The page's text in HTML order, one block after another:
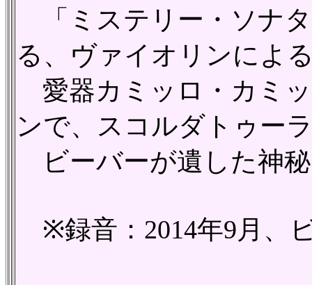
「ミステリー・ソナ
る、ヴァイオリンによ
愛器カミッロ・カミ
ンで、スコルダトゥー
ビーバーが遺した神
※録音：2014年9月、